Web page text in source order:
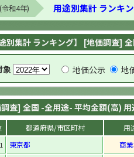
和4年) 用途別集計 ランキ
途別集計 ランキング】 [地価調査]
象 地価公示 地
査] 全国 -全用途- 平均金額(高)
都道府県/市区町村 用
1 東京都 商